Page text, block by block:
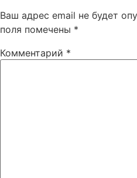
Ваш адрес email не будет
поля помечены *
Комментарий *